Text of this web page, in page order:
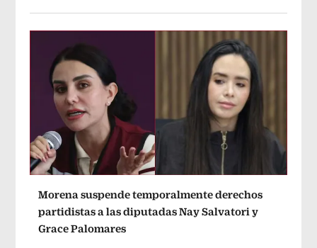
Morena suspende temporalmente derechos
partidistas a las diputadas Nay Salvatori y
Grace Palomares